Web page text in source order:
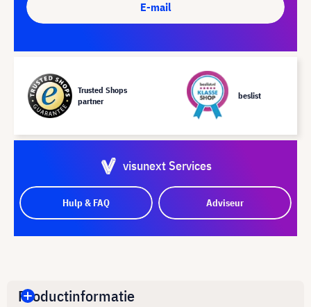
E-mail
Trusted Shops
partner
beslist
visunext Services
Hulp & FAQ Adviseur
Productinformatie